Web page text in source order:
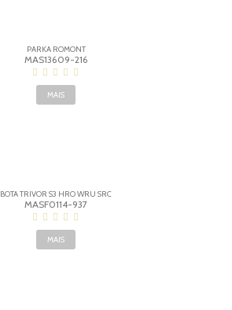
PARKA ROMONT
MAS13609-216
MAIS
BOTA TRIVOR S3 HRO WRU SRC
MASF0114-937
MAIS